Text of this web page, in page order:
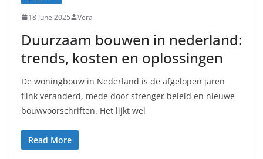
18 June 2025 Vera
Duurzaam bouwen in nederland:
trends, kosten en oplossingen
De woningbouw in Nederland is de afgelopen jaren
flink veranderd, mede door strenger beleid en nieuwe
bouwvoorschriften. Het lijkt wel
Read More